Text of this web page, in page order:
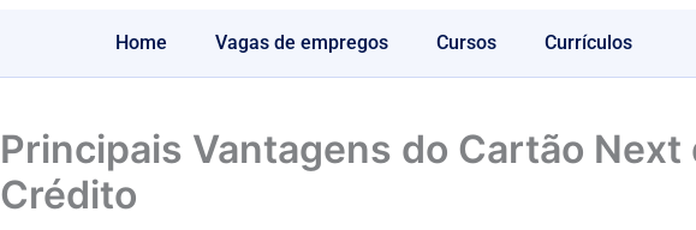
Home Vagas de empregos Cursos Currículos
Principais Vantagens do Cartão Next
Crédito